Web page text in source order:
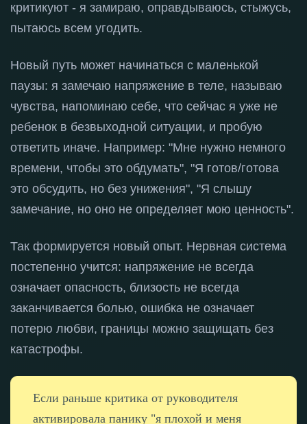
критикуют - я замираю, оправдываюсь, стыжусь,
пытаюсь всем угодить.
Новый путь может начинаться с маленькой
паузы: я замечаю напряжение в теле, называю
чувства, напоминаю себе, что сейчас я уже не
ребенок в безвыходной ситуации, и пробую
ответить иначе. Например: "Мне нужно немного
времени, чтобы это обдумать", "Я готов/готова
это обсудить, но без унижения", "Я слышу
замечание, но оно не определяет мою ценность".
Так формируется новый опыт. Нервная система
постепенно учится: напряжение не всегда
означает опасность, близость не всегда
заканчивается болью, ошибка не означает
потерю любви, границы можно защищать без
катастрофы.
Если раньше критика от руководителя
активировала панику "я плохой и меня